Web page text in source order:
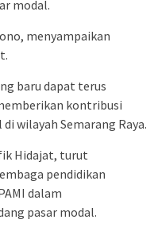
modal.
menyampaikan
baru dapat terus
kontribusi
wilayah Semarang Raya.
Hidajat, turut
pendidikan
dalam
pasar modal.